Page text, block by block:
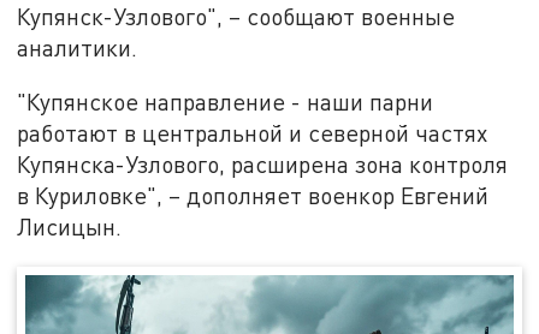
Купянск-Узлового", – сообщают военные
аналитики.
"Купянское направление - наши парни
работают в центральной и северной частях
Купянска-Узлового, расширена зона контроля
в Куриловке", – дополняет военкор Евгений
Лисицын.